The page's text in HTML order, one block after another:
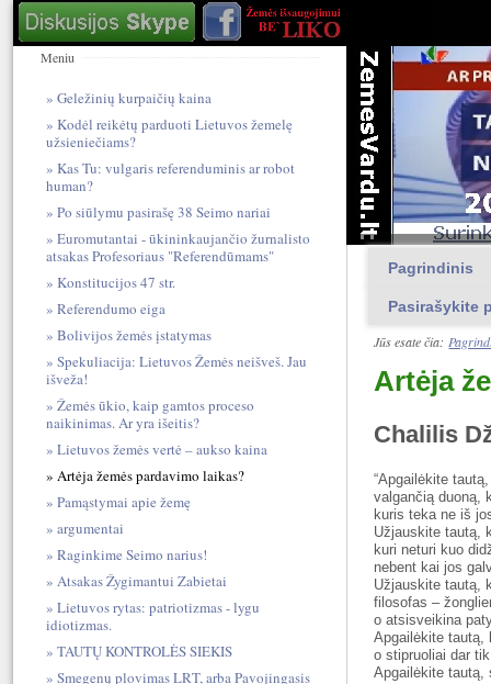
Pagrindinis
Pasirašykite
Jūs esate čia:
Artėja
Chalilis
“Apgailėkite
valgančią duoną,
kuris teka ne iš
Užjauskite tautą,
kuri neturi kuo
nebent kai jos
Užjauskite tautą,
filosofas –
o atsisveikina
Apgailėkite tautą,
o stipruoliai dar
Apgailėkite
Meniu
Geležinių kurpaičių kaina
Kodėl reikėtų parduoti Lietuvos žemelę
užsieniečiams?
Kas Tu: vulgari​s referendum​inis ar robot
human?
Po siūlymu pasirašę 38 Seimo nariai
Euromutantai - ūkininkaujančio žurnalisto
atsakas Profesoriaus "Referendūmams"
Konstitucijos 47 str.
Referendumo eiga
Bolivijos žemės įstatymas
Spekuliacija: Lietuvos Žemės neišveš. Jau
išveža!
Žemės ūkio, kaip gamtos proceso
naikinimas. Ar yra išeitis?
Lietuvos žemės vertė – aukso kaina
Artėja žemės pardavimo laikas?
Pamąstymai apie žemę
argumentai
Raginkime Seimo narius!
Atsakas Žygimantui Zabietai
Lietuvos rytas: patriotizmas - lygu
idiotizmas.
TAUTŲ KONTROLĖS SIEKIS
Smegenų plovimas LRT, arba Pavojingasis